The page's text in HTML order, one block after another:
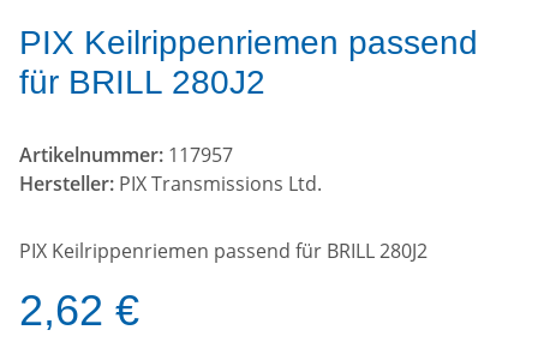
PIX Keilrippenriemen passend
für BRILL 280J2
Artikelnummer: 117957
Hersteller: PIX Transmissions Ltd.
PIX Keilrippenriemen passend für BRILL 280J2
2,62 €